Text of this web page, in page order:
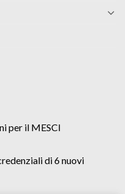
per il MESCI
di 6 nuovi